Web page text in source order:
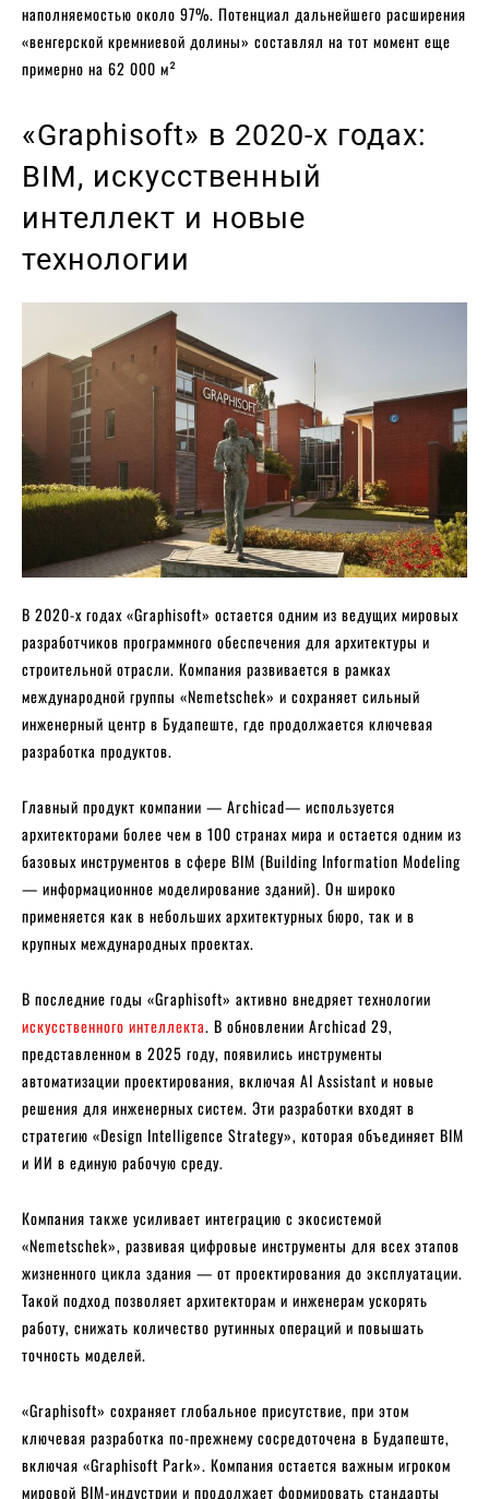
наполняемостью около 97%. Потенциал дальнейшего расширения
«венгерской кремниевой долины» составлял на тот момент еще
примерно на 62 000 м²
«Graphisoft» в 2020-х годах:
BIM, искусственный
интеллект и новые
технологии
В 2020-х годах «Graphisoft» остается одним из ведущих мировых
разработчиков программного обеспечения для архитектуры и
строительной отрасли. Компания развивается в рамках
международной группы «Nemetschek» и сохраняет сильный
инженерный центр в Будапеште, где продолжается ключевая
разработка продуктов.
Главный продукт компании — Archicad— используется
архитекторами более чем в 100 странах мира и остается одним из
базовых инструментов в сфере BIM (Building Information Modeling
— информационное моделирование зданий). Он широко
применяется как в небольших архитектурных бюро, так и в
крупных международных проектах.
В последние годы «Graphisoft» активно внедряет технологии
искусственного интеллекта. В обновлении Archicad 29,
представленном в 2025 году, появились инструменты
автоматизации проектирования, включая AI Assistant и новые
решения для инженерных систем. Эти разработки входят в
стратегию «Design Intelligence Strategy», которая объединяет BIM
и ИИ в единую рабочую среду.
Компания также усиливает интеграцию с экосистемой
«Nemetschek», развивая цифровые инструменты для всех этапов
жизненного цикла здания — от проектирования до эксплуатации.
Такой подход позволяет архитекторам и инженерам ускорять
работу, снижать количество рутинных операций и повышать
точность моделей.
«Graphisoft» сохраняет глобальное присутствие, при этом
ключевая разработка по-прежнему сосредоточена в Будапеште,
включая «Graphisoft Park». Компания остается важным игроком
мировой BIM-индустрии и продолжает формировать стандарты